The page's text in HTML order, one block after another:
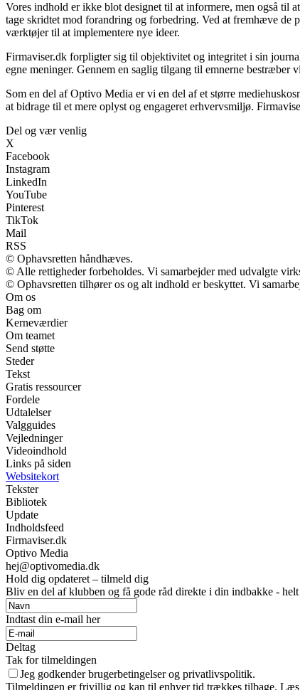
Vores indhold er ikke blot designet til at informere, men også til
tage skridtet mod forandring og forbedring. Ved at fremhæve de
værktøjer til at implementere nye ideer.
Firmaviser.dk forpligter sig til objektivitet og integritet i sin
egne meninger. Gennem en saglig tilgang til emnerne
Som en del af Optivo Media er vi en del af et større
at bidrage til et mere oplyst og engageret erhvervsmiljø.
Del og vær venlig
X
Facebook
Instagram
LinkedIn
YouTube
Pinterest
TikTok
Mail
RSS
© Ophavsretten håndhæves.
© Alle rettigheder forbeholdes. Vi samarbejder med udvalgte
© Ophavsretten tilhører os og alt indhold er beskyttet. Vi
Om os
Bag om
Kerneværdier
Om teamet
Send støtte
Steder
Tekst
Gratis ressourcer
Fordele
Udtalelser
Valgguides
Vejledninger
Videoindhold
Links på siden
Websitekort
Tekster
Bibliotek
Update
Indholdsfeed
Firmaviser.dk
Optivo Media
hej@optivomedia.dk
Hold dig opdateret – tilmeld dig
Bliv en del af klubben og få gode råd direkte i din indbakke - helt
Indtast din e-mail her
Deltag
Tak for tilmeldingen
Jeg godkender brugerbetingelser og privatlivspolitik.
Tilmeldingen er frivillig og kan til enhver tid trækkes tilbage.